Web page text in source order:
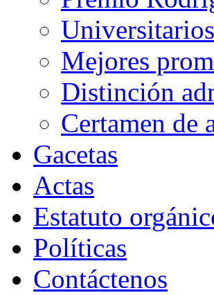
Mejores
Distinción
Certamen de
Gacetas
Actas
Estatuto
Políticas
Contáctenos